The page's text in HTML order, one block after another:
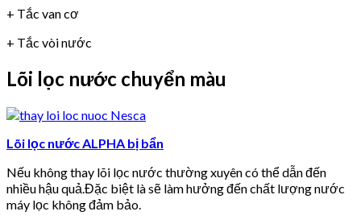
+ Tắc van cơ
+ Tắc vòi nước
Lõi lọc nước chuyển màu
Lõi lọc nước ALPHA bị bẩn
Nếu không thay lõi lọc nước thường xuyên có thể dẫn đến
nhiều hậu quả.Đặc biệt là sẽ làm hưởng đến chất lượng nước
máy lọc không đảm bảo.